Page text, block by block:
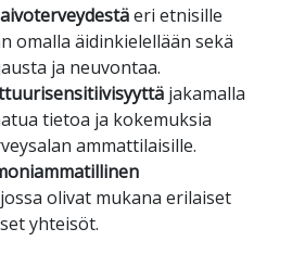
eri etnisille
omalla äidinkielellään sekä
ja neuvontaa.
jakamalla
tietoa ja kokemuksia
ammattilaisille.
olivat mukana erilaiset
yhteisöt.